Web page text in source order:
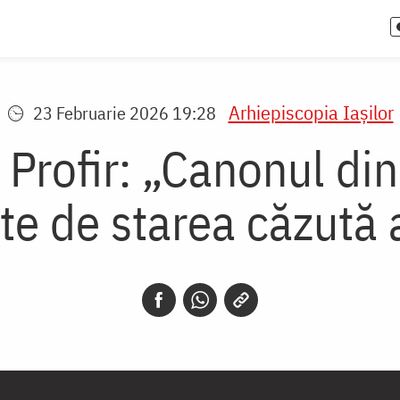
23 Februarie 2026 19:28 Arhiepiscopia Iaşilor
„Canonul
de starea căzută